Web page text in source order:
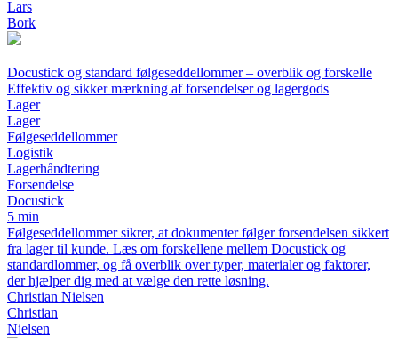
Lars
Bork
Docustick og standard følgeseddellommer – overblik og forskelle
Effektiv og sikker mærkning af forsendelser og lagergods
Lager
Lager
Følgeseddellommer
Logistik
Lagerhåndtering
Forsendelse
Docustick
5 min
Følgeseddellommer sikrer, at dokumenter følger forsendelsen sikkert
fra lager til kunde. Læs om forskellene mellem Docustick og
standardlommer, og få overblik over typer, materialer og faktorer,
der hjælper dig med at vælge den rette løsning.
Christian Nielsen
Christian
Nielsen